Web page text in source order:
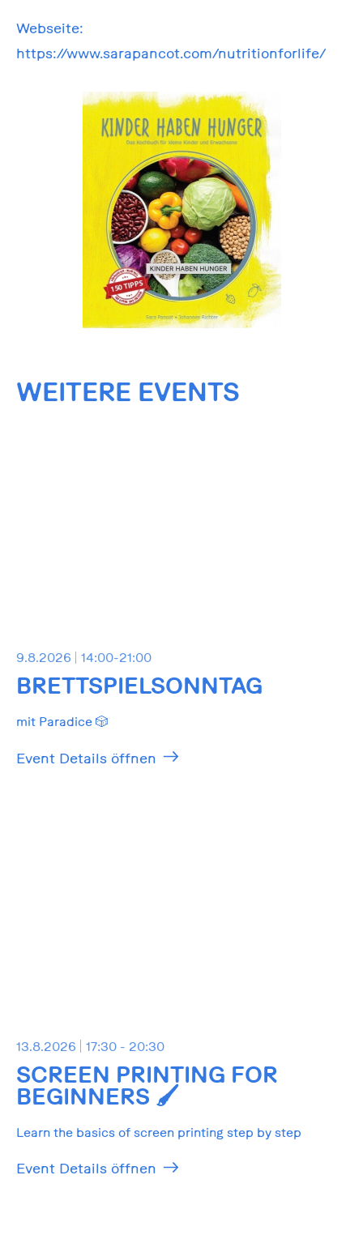
Webseite:
https://www.sarapancot.com/nutritionforlife/
WEITERE EVENTS
9.8.2026 14:00-21:00
BRETTSPIELSONNTAG
mit Paradice 🎲
Event Details öffnen
13.8.2026 17:30 - 20:30
SCREEN PRINTING FOR
BEGINNERS 🖌️
Learn the basics of screen printing step by step
Event Details öffnen